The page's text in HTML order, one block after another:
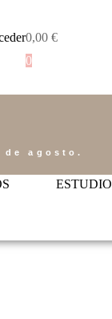
0,00€
0
de agosto.
ESTUDIO